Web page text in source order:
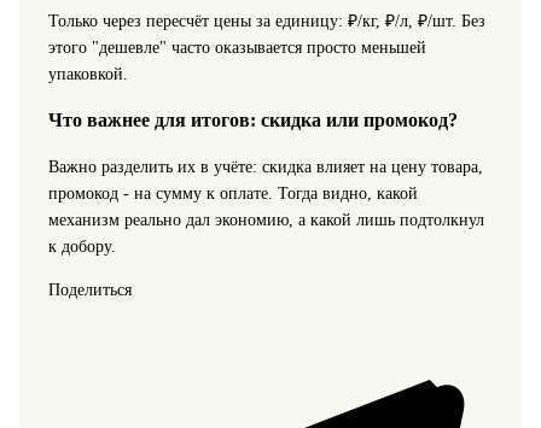
Только через пересчёт цены за единицу: ₽/кг, ₽/л, ₽/шт. Без
этого "дешевле" часто оказывается просто меньшей
упаковкой.
Что важнее для итогов: скидка или промокод?
Важно разделить их в учёте: скидка влияет на цену товара,
промокод - на сумму к оплате. Тогда видно, какой
механизм реально дал экономию, а какой лишь подтолкнул
к добору.
Поделиться